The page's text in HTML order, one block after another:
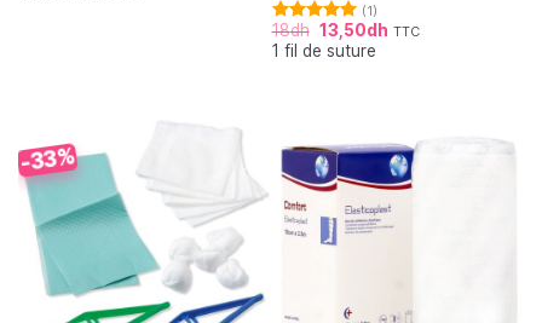
Note
5.00
sur 5
(1)
18dh 13,50dh TTC
1 fil de suture
-33%